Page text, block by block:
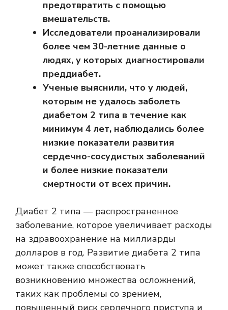
предотвратить с помощью
вмешательств.
Исследователи проанализировали
более чем 30-летние данные о
людях, у которых диагностировали
преддиабет.
Ученые выяснили, что у людей,
которым не удалось заболеть
диабетом 2 типа в течение как
минимум 4 лет, наблюдались более
низкие показатели развития
сердечно-сосудистых заболеваний
и более низкие показатели
смертности от всех причин.
Диабет 2 типа — распространенное
заболевание, которое увеличивает расходы
на здравоохранение на миллиарды
долларов в год. Развитие диабета 2 типа
может также способствовать
возникновению множества осложнений,
таких как проблемы со зрением,